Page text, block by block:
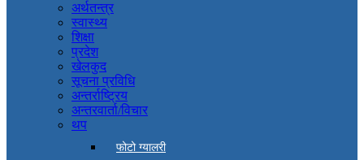
अर्थतन्त्र
स्वास्थ्य
शिक्षा
प्रदेश
खेलकुद
सूचना प्रविधि
अन्तर्राष्ट्रिय
अन्तरवार्ता/विचार
थप
फोटो ग्यालरी